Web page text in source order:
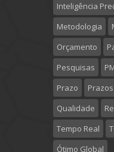
Inteligência
Metodologia
Orçamento
Pesquisas
Prazo
Prazos
Qualidade
Tempo Real
Ótimo Global